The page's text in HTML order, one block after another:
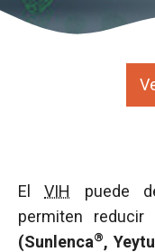
ElVIH
puede
permiten
(Sunlenca®,